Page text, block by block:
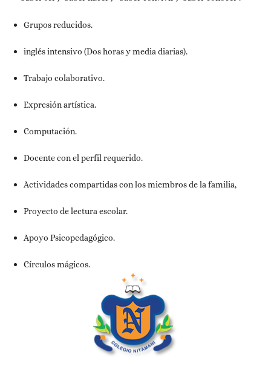
Grupos reducidos.
inglés intensivo (Dos horas y media diarias).
Trabajo colaborativo.
Expresión artística.
Computación.
Docente con el perfil requerido.
Actividades compartidas con los miembros de la familia,
Proyecto de lectura escolar.
Apoyo Psicopedagógico.
Círculos mágicos.